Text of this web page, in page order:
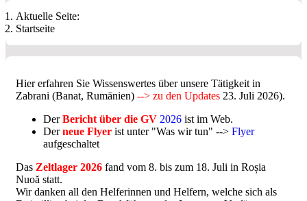
Aktuelle Seite:
Startseite
Hier erfahren Sie Wissenswertes über unsere Tätigkeit in
Zabrani (Banat, Rumänien) --> zu den Updates 23. Juli 2026).
DerBericht über die GV 2026 ist im Web.
Derneue Flyer ist unter "Was wir tun" --> Flyer
aufgeschaltet
Das Zeltlager 2026 fand vom 8. bis zum 18. Juli in Roșia
Nuoă statt.
Wir danken all den Helferinnen und Helfern, welche sich als